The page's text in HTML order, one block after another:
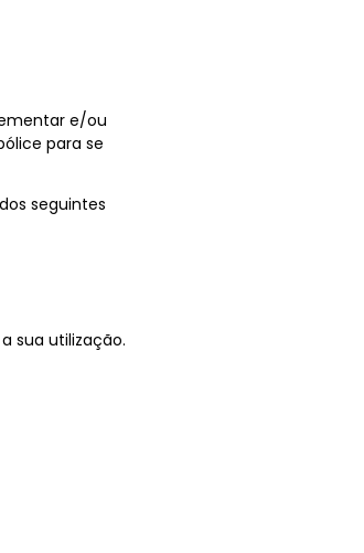
e/ou
para se
seguintes
sua utilização.